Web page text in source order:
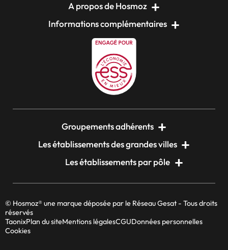
A propos de Hosmoz
Informations complémentaires
Groupements adhérents
Les établissements des grandes villes
Les établissements par pôle
© Hosmoz® une marque déposée par le Réseau Gesat - Tous droits
réservés
TaonixPlan du siteMentions légalesCGUDonnées personnelles
Cookies